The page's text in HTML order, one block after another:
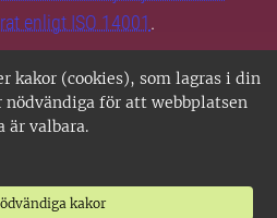
kakor (cookies), som lagras i din
nödvändiga för att webbplatsen
är valbara.
kakor
enligt ISO 14001.